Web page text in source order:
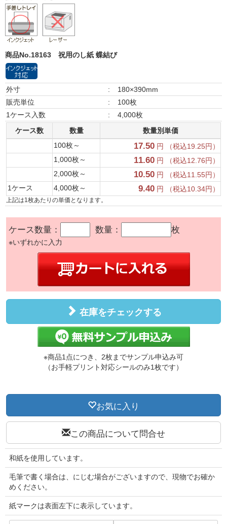
商品No.18163 祝用のし紙 蝶結び
外寸 :
180×390mm
販売単位
:
100枚
1ケース入数
:
4,000枚
ケース数
数量
数量別単価
100枚～
17.50 円 （税込19.25円）
1,000枚～
11.60 円 （税込12.76円）
2,000枚～
10.50 円 （税込11.55円）
1ケース
4,000枚～ 9.40 円 （税込10.34円）
上記は1枚あたりの単価となります。
ケース数量： 数量： 枚
※いずれかに入力
在庫をチェックする
※商品1点につき、2枚までサンプル申込み可
（お手軽プリント対応シールのみ1枚です）
お気に入り
この商品について問合せ
和紙を使用しています。
毛筆で書く場合は、にじむ場合がございますので、現物でお確か
めください。
紙マークは表面左下に表示しています。